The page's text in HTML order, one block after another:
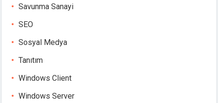
Savunma Sanayi
SEO
Sosyal Medya
Tanıtım
Windows Client
Windows Server